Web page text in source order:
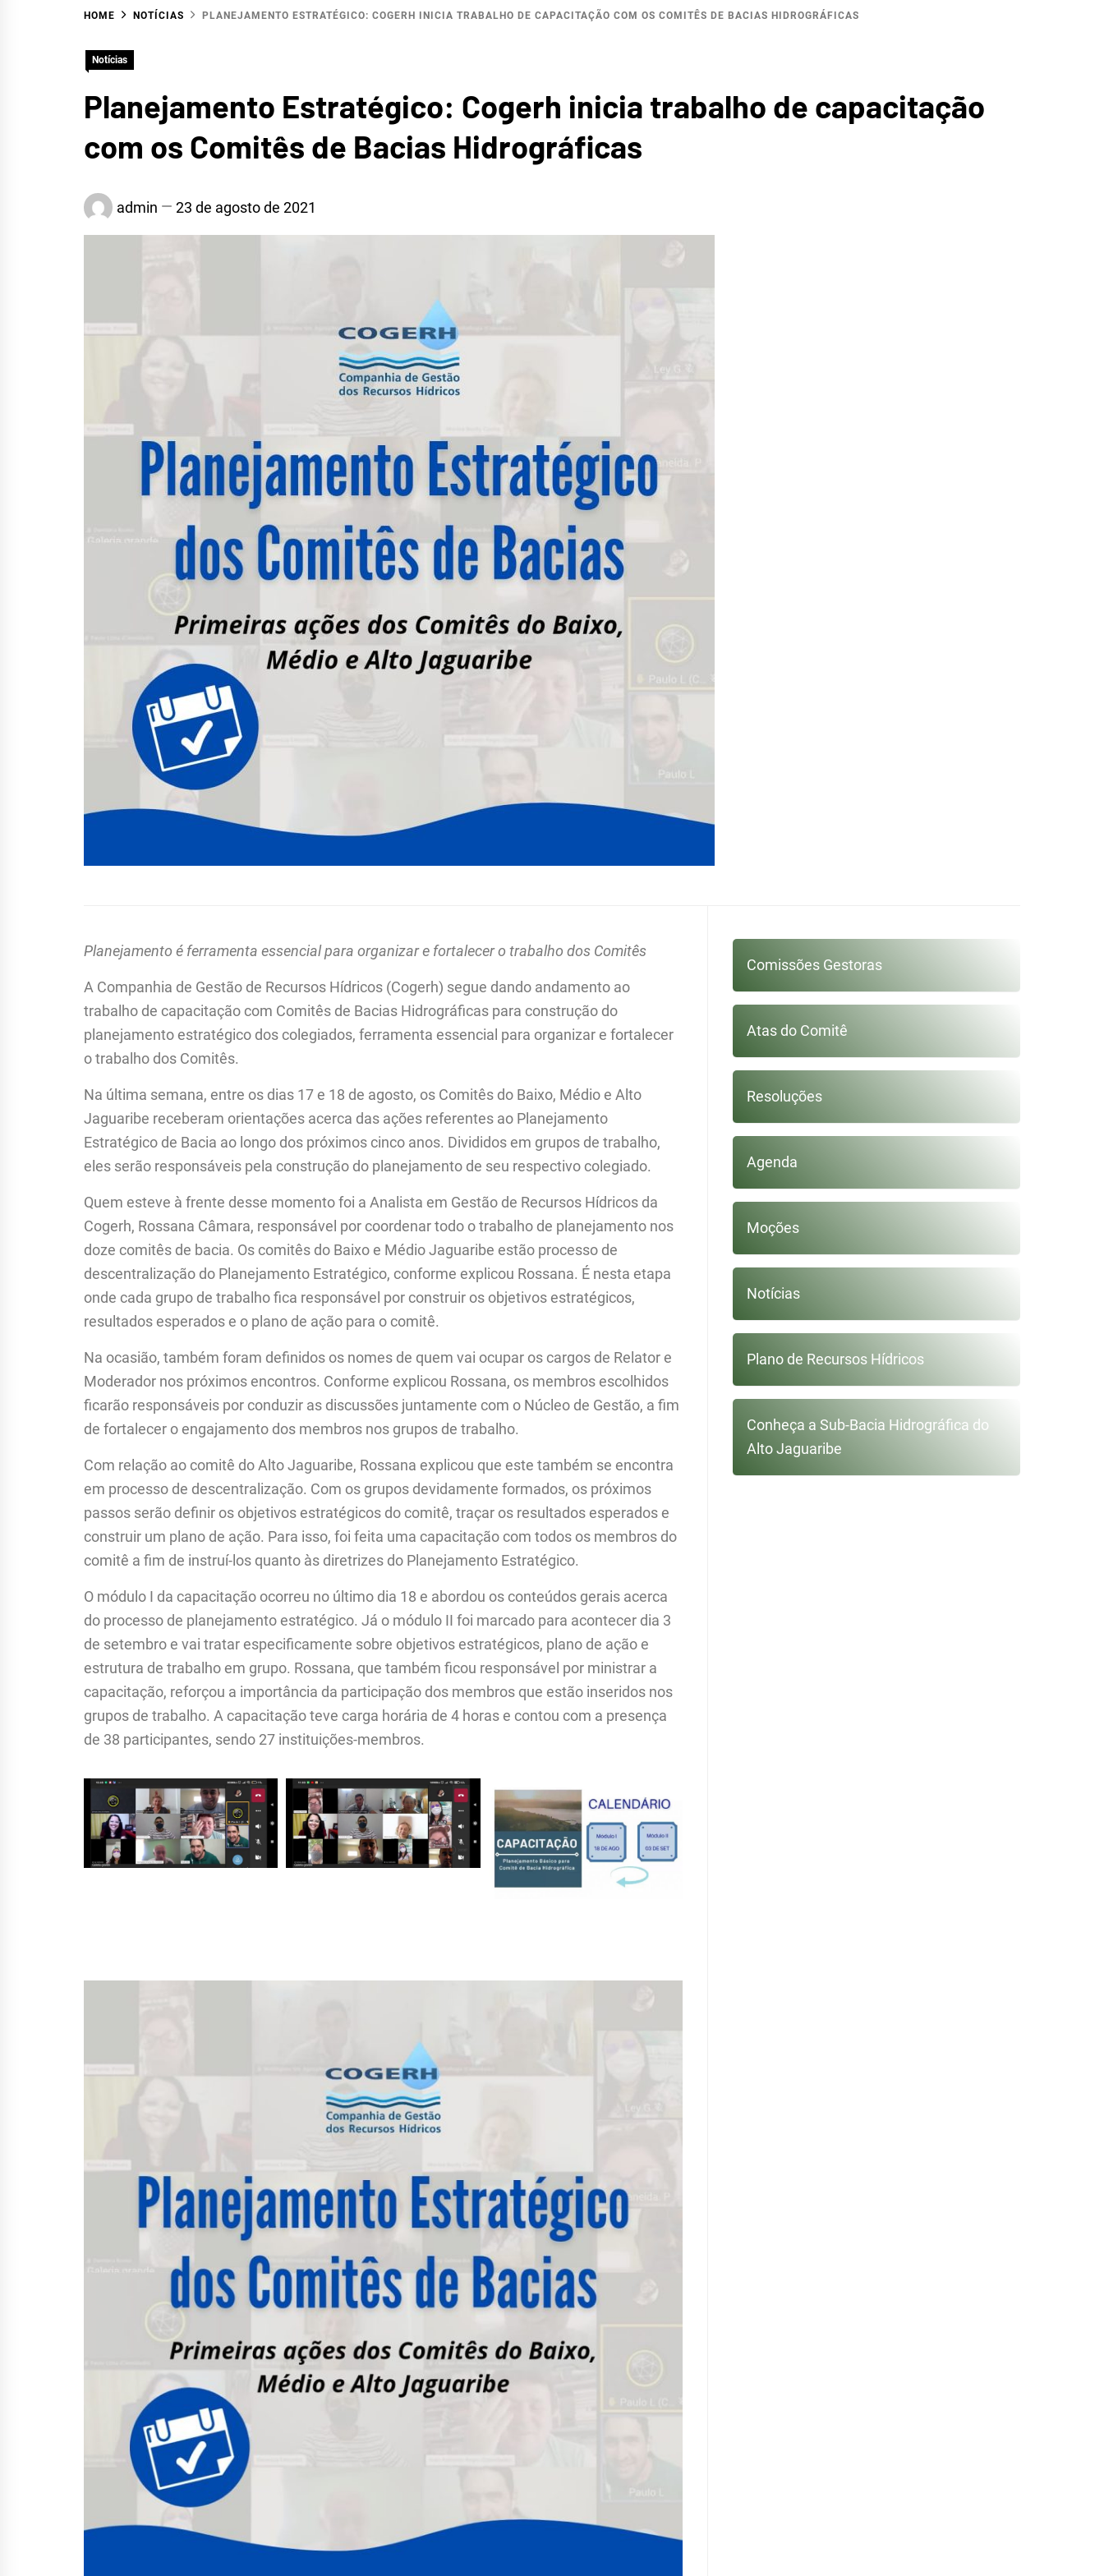
BACIA
HIDROGRÁFICA DO
ALTO DO JAGUARIBE
HOME NOTÍCIAS PLANEJAMENTO ESTRATÉGICO: COGERH INICIA TRABALHO DE CAPACITAÇÃO COM OS COMITÊS DE BACIAS HIDROGRÁFICAS
Notícias
Planejamento Estratégico: Cogerh inicia trabalho de capacitação
com os Comitês de Bacias Hidrográficas
admin 23 de agosto de 2021
Planejamento é ferramenta essencial para organizar e fortalecer o trabalho dos Comitês
A Companhia de Gestão de Recursos Hídricos (Cogerh) segue dando andamento ao
trabalho de capacitação com Comitês de Bacias Hidrográficas para construção do
planejamento estratégico dos colegiados, ferramenta essencial para organizar e fortalecer
o trabalho dos Comitês.
Na última semana, entre os dias 17 e 18 de agosto, os Comitês do Baixo, Médio e Alto
Jaguaribe receberam orientações acerca das ações referentes ao Planejamento
Estratégico de Bacia ao longo dos próximos cinco anos. Divididos em grupos de trabalho,
eles serão responsáveis pela construção do planejamento de seu respectivo colegiado.
Quem esteve à frente desse momento foi a Analista em Gestão de Recursos Hídricos da
Cogerh, Rossana Câmara, responsável por coordenar todo o trabalho de planejamento nos
doze comitês de bacia. Os comitês do Baixo e Médio Jaguaribe estão processo de
descentralização do Planejamento Estratégico, conforme explicou Rossana. É nesta etapa
onde cada grupo de trabalho fica responsável por construir os objetivos estratégicos,
resultados esperados e o plano de ação para o comitê.
Na ocasião, também foram definidos os nomes de quem vai ocupar os cargos de Relator e
Moderador nos próximos encontros. Conforme explicou Rossana, os membros escolhidos
ficarão responsáveis por conduzir as discussões juntamente com o Núcleo de Gestão, a fim
de fortalecer o engajamento dos membros nos grupos de trabalho.
Com relação ao comitê do Alto Jaguaribe, Rossana explicou que este também se encontra
em processo de descentralização. Com os grupos devidamente formados, os próximos
passos serão definir os objetivos estratégicos do comitê, traçar os resultados esperados e
construir um plano de ação. Para isso, foi feita uma capacitação com todos os membros do
comitê a fim de instruí-los quanto às diretrizes do Planejamento Estratégico.
O módulo I da capacitação ocorreu no último dia 18 e abordou os conteúdos gerais acerca
do processo de planejamento estratégico. Já o módulo II foi marcado para acontecer dia 3
de setembro e vai tratar especificamente sobre objetivos estratégicos, plano de ação e
estrutura de trabalho em grupo. Rossana, que também ficou responsável por ministrar a
capacitação, reforçou a importância da participação dos membros que estão inseridos nos
grupos de trabalho. A capacitação teve carga horária de 4 horas e contou com a presença
de 38 participantes, sendo 27 instituições-membros.
Comissões Gestoras
Atas do Comitê
Resoluções
Agenda
Moções
Notícias
Plano de Recursos Hídricos
Conheça a Sub-Bacia Hidrográfica do
Alto Jaguaribe